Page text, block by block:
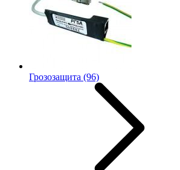
Грозозащита (96)